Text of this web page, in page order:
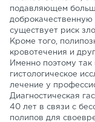
подавляющем
существует риск
Кроме того,
кровотечения и
Именно поэтому так
гистологическое
лечение у
Диагностическая
40 лет в связи с
полипов для